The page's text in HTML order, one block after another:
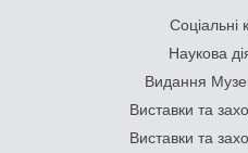
Соціальні
Наукова
Видання
Виставки та
Виставки та